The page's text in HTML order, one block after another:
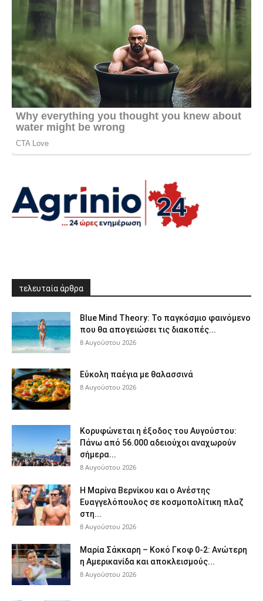
τελευταία άρθρα
Blue Mind Theory: Το παγκόσμιο φαινόμενο
που θα απογειώσει τις διακοπές...
8 Αυγούστου 2026
Εύκολη παέγια με θαλασσινά
8 Αυγούστου 2026
Κορυφώνεται η έξοδος του Αυγούστου:
Πάνω από 56.000 αδειούχοι αναχωρούν
σήμερα...
8 Αυγούστου 2026
H Μαρίνα Βερνίκου και ο Ανέστης
Ευαγγελόπουλος σε κοσμοπολίτικη πλαζ
στη...
8 Αυγούστου 2026
Μαρία Σάκκαρη – Κοκό Γκοφ 0-2: Ανώτερη
η Αμερικανίδα και αποκλεισμούς...
8 Αυγούστου 2026